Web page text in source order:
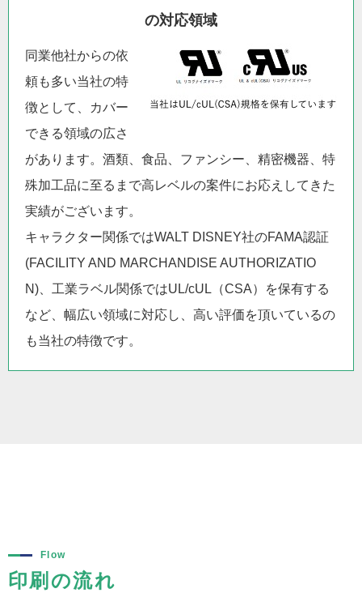
の対応領域
同業他社からの依
頼も多い当社の特
徴として、カバー
できる領域の広さ
があります。酒類、食品、ファンシー、精密機器、特
殊加工品に至るまで高レベルの案件にお応えしてきた
実績がございます。
キャラクター関係ではWALT DISNEY社のFAMA認証
(FACILITY AND MARCHANDISE AUTHORIZATIO
N)、工業ラベル関係ではUL/cUL（CSA）を保有する
など、幅広い領域に対応し、高い評価を頂いているの
も当社の特徴です。
Flow
印刷の流れ